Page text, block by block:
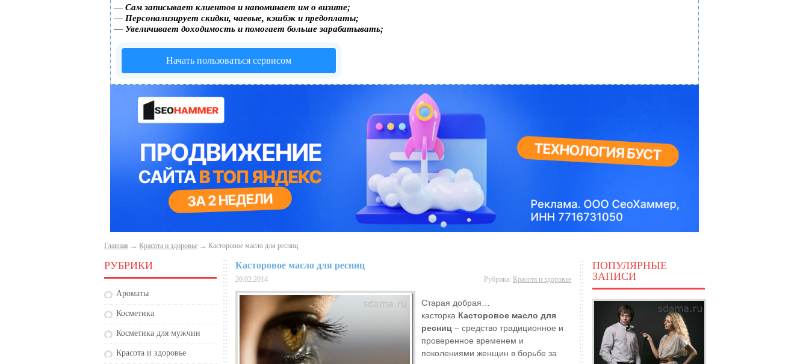
— Сам записывает клиентов и напоминает им о визите;
— Персонализирует скидки, чаевые, кэшбэк и предоплаты;
— Увеличивает доходимость и помогает больше зарабатывать;
Начать пользоваться сервисом
Главная → Красота и здоровье → Касторовое масло для ресниц
РУБРИКИ
Ароматы
Косметика
Косметика для мужчин
Красота и здоровье
Касторовое масло для ресниц
20.02.2014 Рубрика: Красота и здоровье
Старая добрая…
касторка Касторовое масло для
ресниц – средство традиционное и
проверенное временем и
поколениями женщин в борьбе за
ПОПУЛЯРНЫЕ
ЗАПИСИ